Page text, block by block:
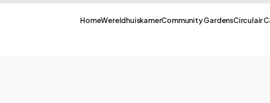
HomeWereldhuiskamerCommunity GardensCirculair